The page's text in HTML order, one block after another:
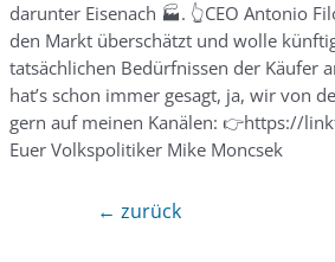
darunter Eisenach 🏭. 👆CEO Antonio
den Markt überschätzt und wolle
tatsächlichen Bedürfnissen der Käufer
hat’s schon immer gesagt, ja, wir von
gern auf meinen Kanälen: 👉https://
Euer Volkspolitiker Mike Moncsek
← zurück